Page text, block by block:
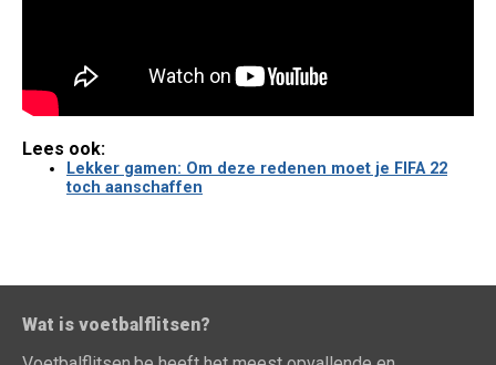
Lees ook:
Lekker gamen: Om deze redenen moet je FIFA 22
toch aanschaffen
Wat is voetbalflitsen?